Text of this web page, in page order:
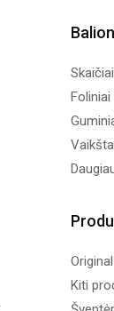
Skaičiai
Foliniai
Kiti